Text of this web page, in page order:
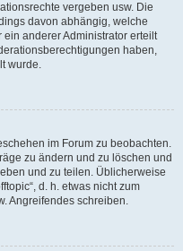
vergeben usw. Die
davon abhängig, welche
anderer Administrator erteilt
haben,
wurde.
im Forum zu beobachten.
zu ändern und zu löschen und
und zu teilen. Üblicherweise
d. h. etwas nicht zum
Angreifendes schreiben.